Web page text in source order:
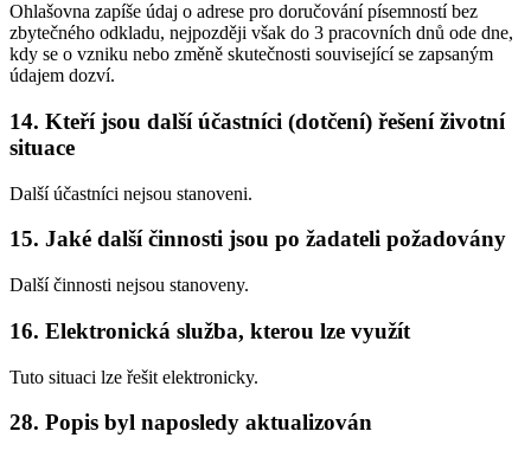
Ohlašovna zapíše údaj o adrese pro doručování písemností bez
zbytečného odkladu, nejpozději však do 3 pracovních dnů ode dne,
kdy se o vzniku nebo změně skutečnosti související se zapsaným
údajem dozví.
14. Kteří jsou další účastníci (dotčení) řešení životní
situace
Další účastníci nejsou stanoveni.
15. Jaké další činnosti jsou po žadateli požadovány
Další činnosti nejsou stanoveny.
16. Elektronická služba, kterou lze využít
Tuto situaci lze řešit elektronicky.
28. Popis byl naposledy aktualizován